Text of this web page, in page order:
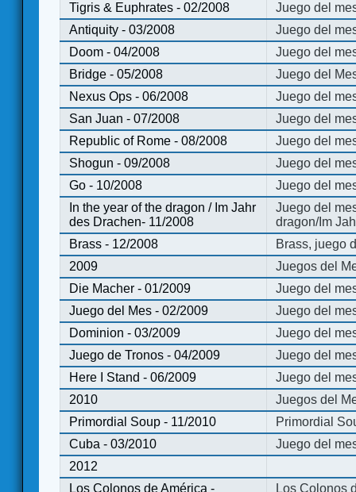
Tigris & Euphrates - 02/2008
Juego del
Antiquity - 03/2008
Juego del
Doom - 04/2008
Juego del
Bridge - 05/2008
Juego del
Nexus Ops - 06/2008
Juego del
San Juan - 07/2008
Juego del
Republic of Rome - 08/2008
Juego del
Shogun - 09/2008
Juego del
Go - 10/2008
Juego del
In the year of the dragon / Im Jahr
des Drachen- 11/2008
Juego del
dragon/Im
Brass - 12/2008
Brass, juego
2009
Juegos del
Die Macher - 01/2009
Juego del
Juego del Mes - 02/2009
Juego del
Dominion - 03/2009
Juego del
Juego de Tronos - 04/2009
Juego del
Here I Stand - 06/2009
Juego del
2010
Juegos del
Primordial Soup - 11/2010
Primordial
Cuba - 03/2010
Juego del
2012
Los Colonos de América -
Los Colonos